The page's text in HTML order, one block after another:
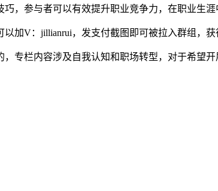
，参与者可以有效提升职业竞争力，在职业生
以加V：jillianrui，发支付截图即可被拉入群组，获
，专栏内容涉及自我认知和职场转型，对于希望